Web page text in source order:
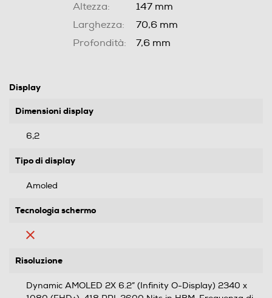
Altezza:
147 mm
Larghezza:
70,6 mm
Profondità:
7,6 mm
Display
Dimensioni display
6,2
Tipo di display
Amoled
Tecnologia schermo
Risoluzione
Dynamic AMOLED 2X 6.2” (Infinity O-Display) 2340 x